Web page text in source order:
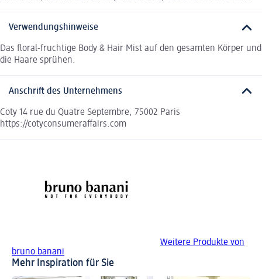
Verwendungshinweise
Das floral-fruchtige Body & Hair Mist auf den gesamten Körper und
die Haare sprühen.
Anschrift des Unternehmens
Coty 14 rue du Quatre Septembre, 75002 Paris
https://cotyconsumeraffairs.com
Weitere Produkte von
bruno banani
Mehr Inspiration für Sie